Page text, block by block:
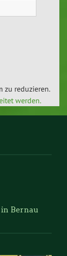
zu reduzieren.
werden.
Bernau